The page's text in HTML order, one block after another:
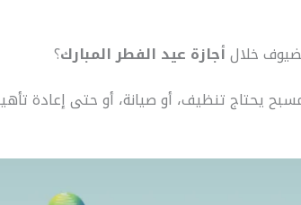
خلالأجازة عيد الفطر المبارك؟
يحتاج تنظيف، أو صيانة، أو حتى إعادة